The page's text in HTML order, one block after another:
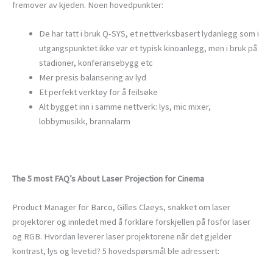
fremover av kjeden. Noen hovedpunkter:
De har tatt i bruk Q-SYS, et nettverksbasert lydanlegg som i
utgangspunktet ikke var et typisk kinoanlegg, men i bruk på
stadioner, konferansebygg etc
Mer presis balansering av lyd
Et perfekt verktøy for å feilsøke
Alt bygget inn i samme nettverk: lys, mic mixer,
lobbymusikk, brannalarm
The 5 most FAQ’s About Laser Projection for Cinema
Product Manager for Barco, Gilles Claeys, snakket om laser
projektorer og innledet med å forklare forskjellen på fosfor laser
og RGB. Hvordan leverer laser projektorene når det gjelder
kontrast, lys og levetid? 5 hovedspørsmål ble adressert: